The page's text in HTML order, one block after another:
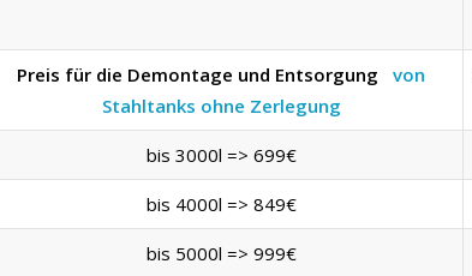
Preis für die Demontage und Entsorgung
von
Stahltanks ohne Zerlegung
bis 3000l => 699€
bis 4000l => 849€
bis 5000l => 999€